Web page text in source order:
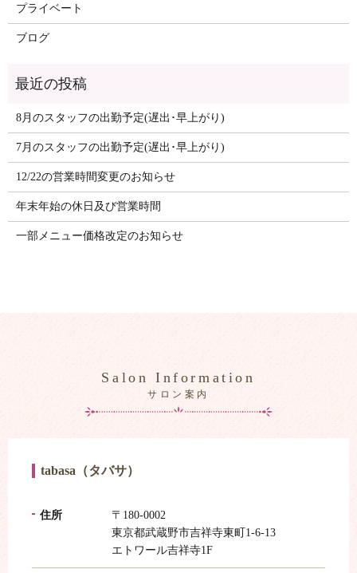
プライベート
ブログ
8月のスタッフの出勤予定(遅出･早上がり)
7月のスタッフの出勤予定(遅出･早上がり)
12/22の営業時間変更のお知らせ
年末年始の休日及び営業時間
一部メニュー価格改定のお知らせ
Salon Information
サロン案内
tabasa（タバサ）
住所
〒180-0002
東京都武蔵野市吉祥寺東町1-6-13
エトワール吉祥寺1F